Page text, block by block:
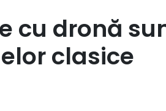
cu dronă
clasice